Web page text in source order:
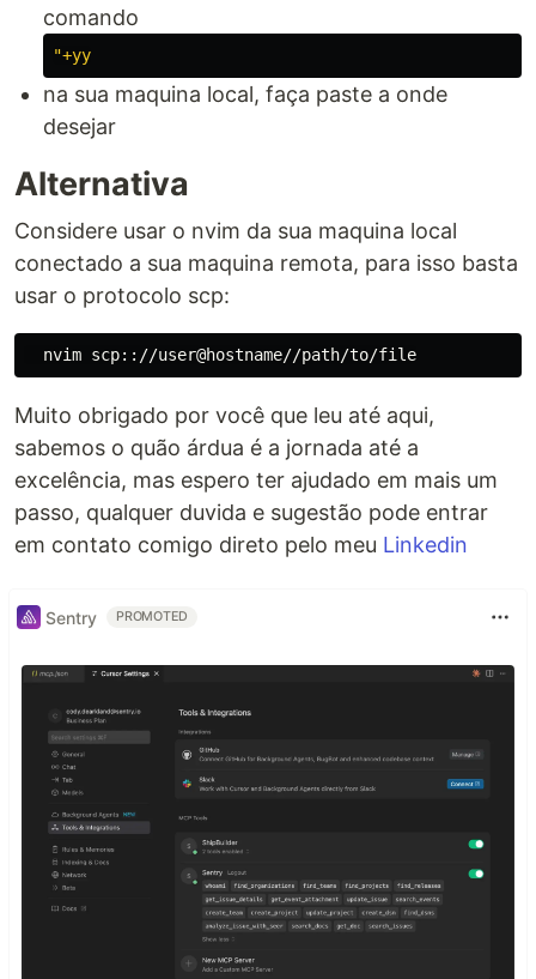
comando
na sua maquina local, faça paste a onde
desejar
Alternativa
Considere usar o nvim da sua maquina local
conectado a sua maquina remota, para isso basta
usar o protocolo scp:
Muito obrigado por você que leu até aqui,
sabemos o quão árdua é a jornada até a
excelência, mas espero ter ajudado em mais um
passo, qualquer duvida e sugestão pode entrar
em contato comigo direto pelo meu Linkedin
Sentry PROMOTED